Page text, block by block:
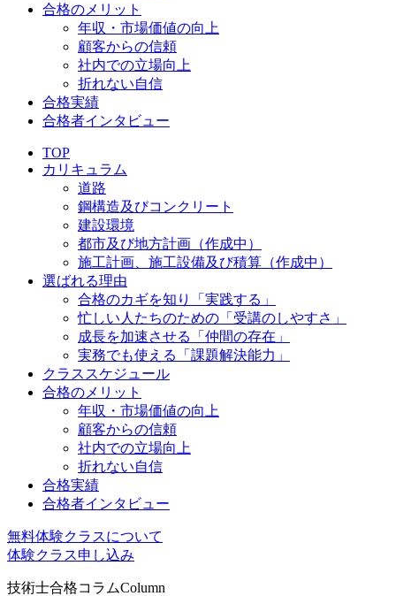
合格のメリット
年収・市場価値の向上
顧客からの信頼
社内での立場向上
折れない自信
合格実績
合格者インタビュー
TOP
カリキュラム
道路
鋼構造及びコンクリート
建設環境
都市及び地方計画（作成中）
施工計画、施工設備及び積算（作成中）
選ばれる理由
合格のカギを知り「実践する」
忙しい人たちのための「受講のしやすさ」
成長を加速させる「仲間の存在」
実務でも使える「課題解決能力」
クラススケジュール
合格のメリット
年収・市場価値の向上
顧客からの信頼
社内での立場向上
折れない自信
合格実績
合格者インタビュー
無料体験クラスについて
体験クラス申し込み
技術士合格コラムColumn